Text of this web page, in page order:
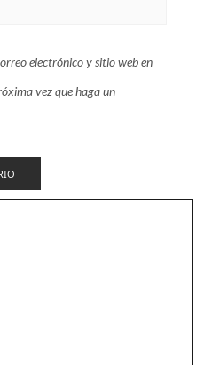
electrónico y sitio web en
vez que haga un